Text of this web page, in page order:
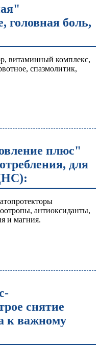
головная боль,
витаминный комплекс,
спазмолитик,
плюс"
для
антиоксиданты,
и магния.
снятие
к важному